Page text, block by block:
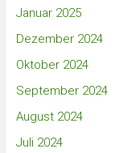
Januar 2025
Dezember 2024
Oktober 2024
September 2024
August 2024
Juli 2024